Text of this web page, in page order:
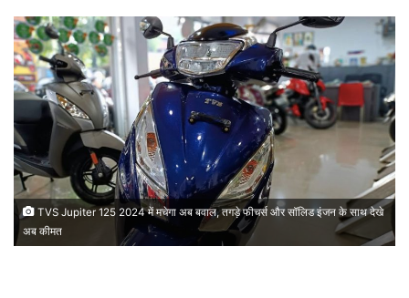
TVS Jupiter 125 2024 में मचेगा अब बवाल, तगड़े फीचर्स और सॉलिड इंजन के साथ देखे
अब कीमत